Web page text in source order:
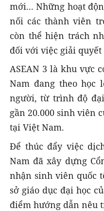
mới... Những hoạt
nối các thành viên
còn thể hiện trách
đối với việc giải
ASEAN 3 là khu vực
Nam đang theo học
người, từ trình độ
gần 20.000 sinh viên
tại Việt Nam.
Để thúc đẩy việc
Nam đã xây dựng
nhận sinh viên quốc
sở giáo dục đại học
điểm hướng dẫn nêu